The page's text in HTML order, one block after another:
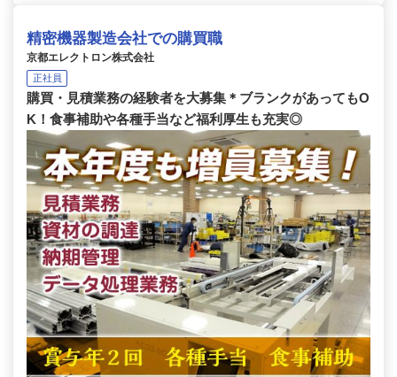
精密機器製造会社での購買職
京都エレクトロン株式会社
正社員
購買・見積業務の経験者を大募集＊ブランクがあってもO
K！食事補助や各種手当など福利厚生も充実◎